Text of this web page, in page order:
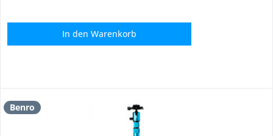
In den Warenkorb
Benro